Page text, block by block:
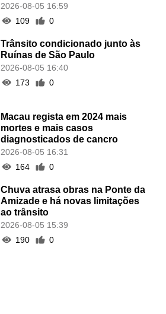
2026-08-05 16:59
109
0
Trânsito condicionado junto às
Ruínas de São Paulo
2026-08-05 16:40
173
0
Macau regista em 2024 mais
mortes e mais casos
diagnosticados de cancro
2026-08-05 16:31
164
0
Chuva atrasa obras na Ponte da
Amizade e há novas limitações
ao trânsito
2026-08-05 15:39
190
0